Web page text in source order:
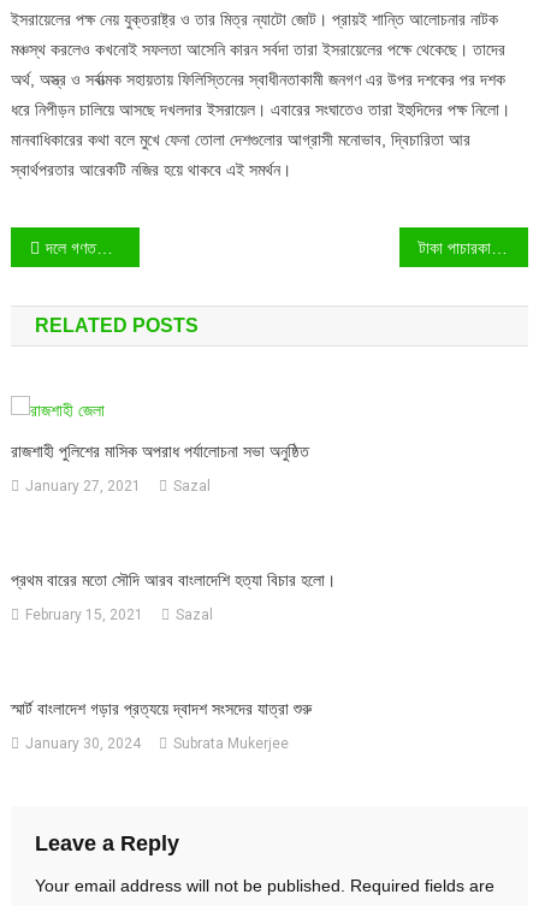
ইসরায়েলের পক্ষ নেয় যুক্তরাষ্ট্র ও তার মিত্র ন্যাটো জোট। প্রায়ই শান্তি আলোচনার নাটক
মঞ্চস্থ করলেও কখনোই সফলতা আসেনি কারন সর্বদা তারা ইসরায়েলের পক্ষে থেকেছে। তাদের
অর্থ, অস্ত্র ও সর্বাত্মক সহায়তায় ফিলিস্তিনের স্বাধীনতাকামী জনগণ এর উপর দশকের পর দশক
ধরে নিপীড়ন চালিয়ে আসছে দখলদার ইসরায়েল। এবারের সংঘাতেও তারা ইহুদিদের পক্ষ নিলো।
মানবাধিকারের কথা বলে মুখে ফেনা তোলা দেশগুলোর আগ্রাসী মনোভাব, দ্বিচারিতা আর
স্বার্থপরতার আরেকটি নজির হয়ে থাকবে এই সমর্থন।
Post
navigation
দলে গণতন্ত্রের চর্চা না করে রাষ্ট্রে কীভাবে গণতন্ত্র আনবে বিএনপি? টাকা পাচারকারীদের জন্য অশনিসংকেত: প্রধানমন্ত্রীর জিরো টলারেন্স
RELATED POSTS
রাজশাহী পুলিশের মাসিক অপরাধ পর্যালোচনা সভা অনুষ্ঠিত
January 27, 2021 Sazal
প্রথম বারের মতো সৌদি আরব বাংলাদেশি হত্যা বিচার হলো।
February 15, 2021 Sazal
স্মার্ট বাংলাদেশ গড়ার প্রত্যয়ে দ্বাদশ সংসদের যাত্রা শুরু
January 30, 2024 Subrata Mukerjee
Leave a Reply
Your email address will not be published.
Required fields are